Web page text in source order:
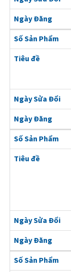
Ngày Đăng
Số Sản Phẩm
Tiêu đề
Ngày Sửa Đổi
Ngày Đăng
Số Sản Phẩm
Tiêu đề
Ngày Sửa Đổi
Ngày Đăng
Số Sản Phẩm